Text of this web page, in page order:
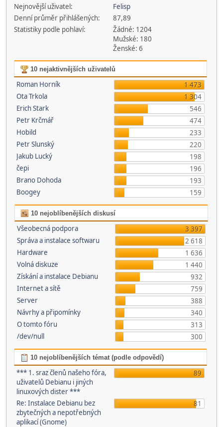
Nejnovější uživatel:
Felisp
Denní průměr přihlášených:
87,89
Statistiky podle pohlaví:
Žádné: 1204
Mužské: 180
Ženské: 6
10 nejaktivnějších uživatelů
Roman Horník
1 473
Ota Trkola
1 304
Erich Stark
546
Petr Krčmář
474
Hobild
233
Petr Slunský
220
Jakub Lucký
198
čepi
196
Brano Dohoda
193
Boogey
159
10 nejoblíbenějších diskusí
Všeobecná podpora
3 397
Správa a instalace softwaru
2 618
Hardware
1 636
Volná diskuze
1 440
Získání a instalace Debianu
932
Internet a sítě
759
Server
388
Návrhy a připomínky
340
O tomto fóru
313
/dev/null
300
10 nejoblíbenějších témat (podle odpovědí)
*** 1. sraz členů našeho fóra,
uživatelů Debianu i jiných
linuxových dister ***
89
Re: Instalace Debianu bez
zbytečných a nepotřebných
aplikací (Gnome)
81